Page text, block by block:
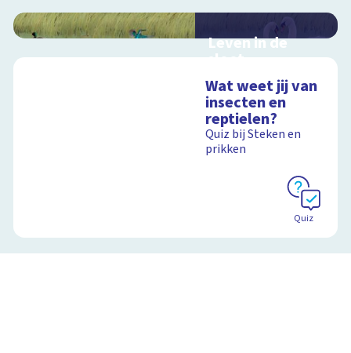
Leven in de
sloot
schoolplaat over het
slootleven
Wat weet jij van
insecten en
reptielen?
Quiz bij Steken en
prikken
Quiz